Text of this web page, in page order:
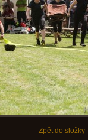
Zpět do složky